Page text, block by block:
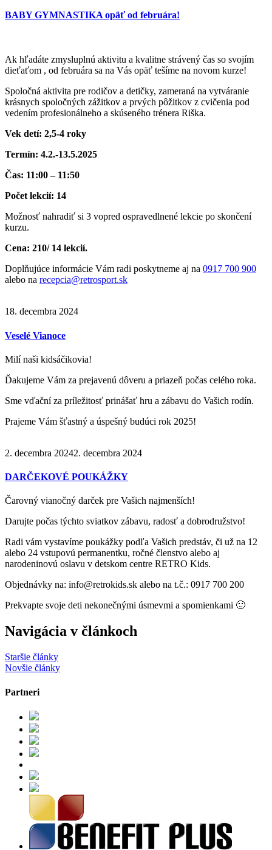
BABY GYMNASTIKA opäť od februára!
Ak hľadáte zmysluplnú aktivitu a kvalitne strávený čas so svojím
dieťaťom , od februára sa na Vás opäť tešíme na novom kurze!
Spoločná aktivita pre rodičov a detičky, zameraná na vytváranie
krásnych spoločných zážitkov a prvých pôžitkov z cvičenia pod
vedením profesionálneho a skúseného trénera Riška.
Vek detí: 2,5-4 roky
Termín: 4.2.-13.5.2025
Čas: 11:00 – 11:50
Počet lekcií: 14
Možnosť nahradiť si 3 vopred ospravedlnené lekcie po skončení
kurzu.
Cena: 210/ 14 lekcií.
Doplňujúce informácie Vám radi poskytneme aj na 0917 700 900
alebo na recepcia@retrosport.sk
18. decembra 2024
Veselé Vianoce
Milí naši kidsáčikovia!
Ďakujeme Vám za prejavenú dôveru a priazeň počas celého roka.
Sme vďační za príležitosť prinášať hru a zábavu do Vašich rodín.
Prajeme Vám šťastný a úspešný budúci rok 2025!
2. decembra 20242. decembra 2024
DARČEKOVÉ POUKÁŽKY
Čarovný vianočný darček pre Vašich najmenších!
Darujte počas týchto sviatkov zábavu, radosť a dobrodružstvo!
Radi vám vystavíme poukážky podľa Vašich predstáv, či už na 12
alebo 24 vstupovú permanentku, ročné členstvo alebo aj
narodeninovú oslavu v detskom centre RETRO Kids.
Objednávky na: info@retrokids.sk alebo na t.č.: 0917 700 200
Prekvapte svoje deti nekonečnými úsmevmi a spomienkami 🙂
Navigácia v článkoch
Staršie články
Novšie články
Partneri